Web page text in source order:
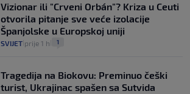
Vizionar ili "Crveni Orbán"? Kriza u Ceuti
otvorila pitanje sve veće izolacije
Španjolske u Europskoj uniji
SVIJET prije 1 h 1
Tragedija na Biokovu: Preminuo češki
turist, Ukrajinac spašen sa Sutvida